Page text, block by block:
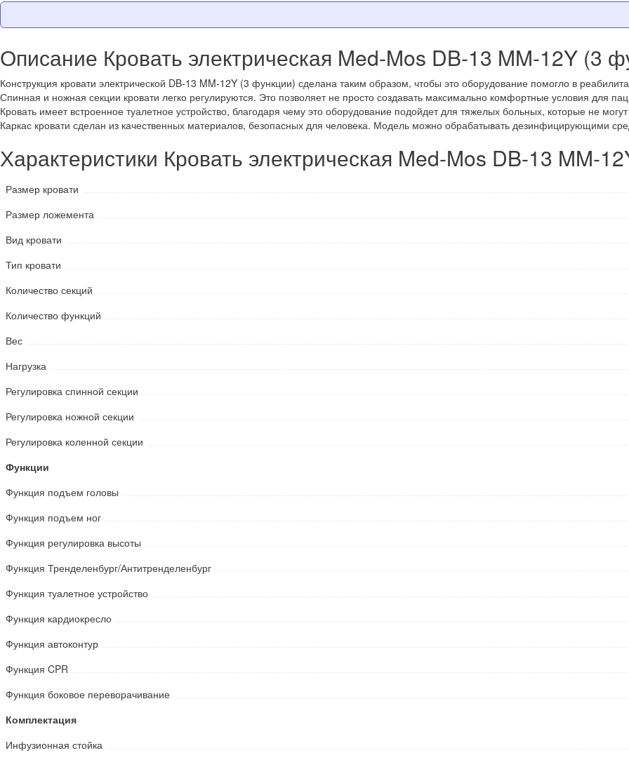
Описание Кровать электрическая Med-Mos DB-13 MM-12Y (3
Конструкция кровати электрической DB-13 MM-12Y (3 функции) сделана таким образом, чтобы это оборудование помогло в
Спинная и ножная секции кровати легко регулируются. Это позволяет не просто создавать максимально комфортные условия
Кровать имеет встроенное туалетное устройство, благодаря чему это оборудование подойдет для тяжелых больных, которые не
Каркас кровати сделан из качественных материалов, безопасных для человека. Модель можно обрабатывать дезинфицирующими
Характеристики Кровать электрическая Med-Mos DB-13 MM-
Размер кровати
Размер ложемента
Вид кровати
Тип кровати
Количество секций
Количество функций
Вес
Нагрузка
Регулировка спинной секции
Регулировка ножной секции
Регулировка коленной секции
Функции
Функция подъем головы
Функция подъем ног
Функция регулировка высоты
Функция Тренделенбург/Антитренделенбург
Функция туалетное устройство
Функция кардиокресло
Функция автоконтур
Функция CPR
Функция боковое переворачивание
Комплектация
Инфузионная стойка